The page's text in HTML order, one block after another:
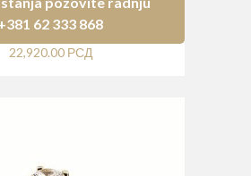
62 333 868
22,920.00 РСД